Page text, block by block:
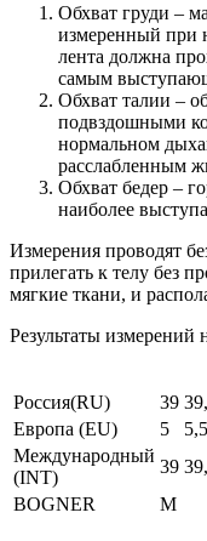
Обхват груди –
измеренный при
лента должна
самым
Обхват талии –
подвздошными
нормальном
расслабленным
Обхват бедер –
наиболее
Измерения проводят
прилегать к телу без
мягкие ткани, и
Результаты измерений
Россия(RU) 39
Европа (EU)
5 5,5
Международный
(INT)
39
BOGNER
M